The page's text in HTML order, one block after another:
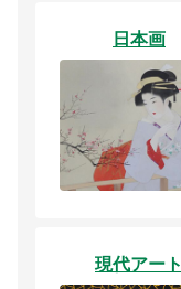
日本画
現代アート